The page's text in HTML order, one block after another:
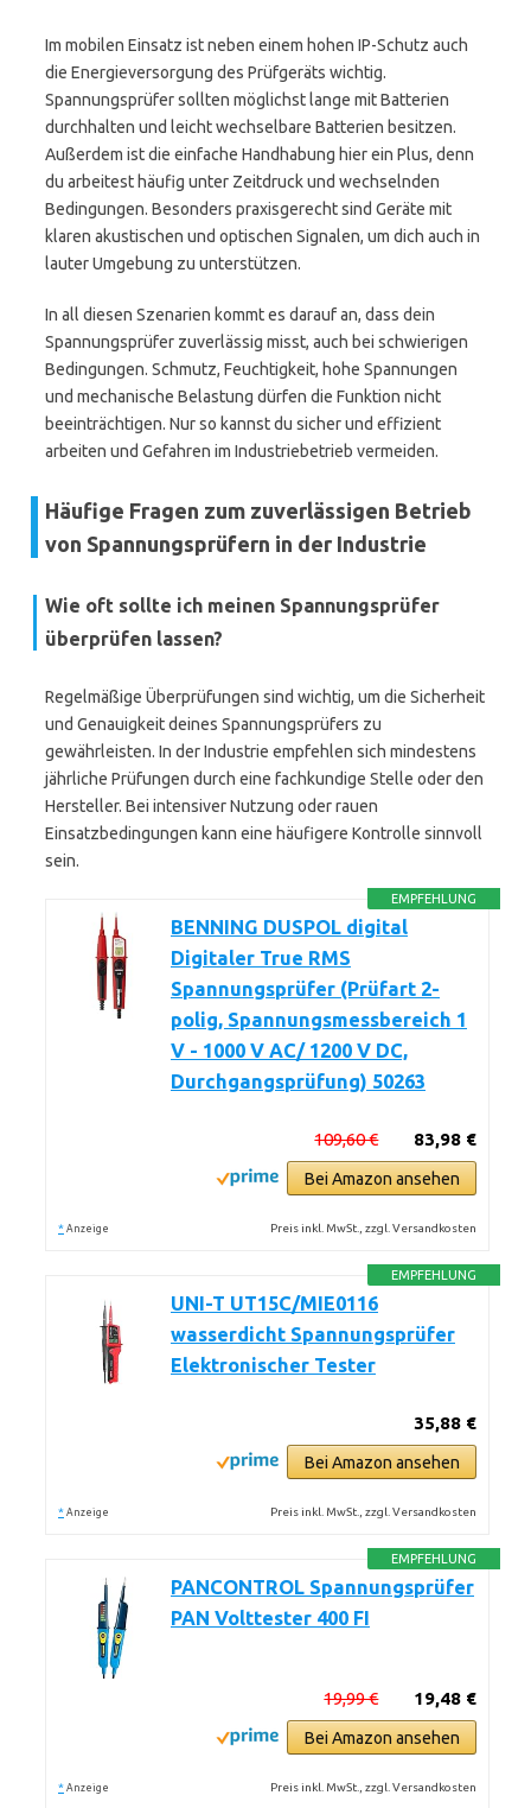
Im mobilen Einsatz ist neben einem hohen IP-Schutz auch
die Energieversorgung des Prüfgeräts wichtig.
Spannungsprüfer sollten möglichst lange mit Batterien
durchhalten und leicht wechselbare Batterien besitzen.
Außerdem ist die einfache Handhabung hier ein Plus, denn
du arbeitest häufig unter Zeitdruck und wechselnden
Bedingungen. Besonders praxisgerecht sind Geräte mit
klaren akustischen und optischen Signalen, um dich auch in
lauter Umgebung zu unterstützen.
In all diesen Szenarien kommt es darauf an, dass dein
Spannungsprüfer zuverlässig misst, auch bei schwierigen
Bedingungen. Schmutz, Feuchtigkeit, hohe Spannungen
und mechanische Belastung dürfen die Funktion nicht
beeinträchtigen. Nur so kannst du sicher und effizient
arbeiten und Gefahren im Industriebetrieb vermeiden.
Häufige Fragen zum zuverlässigen Betrieb
von Spannungsprüfern in der Industrie
Wie oft sollte ich meinen Spannungsprüfer
überprüfen lassen?
Regelmäßige Überprüfungen sind wichtig, um die Sicherheit
und Genauigkeit deines Spannungsprüfers zu
gewährleisten. In der Industrie empfehlen sich mindestens
jährliche Prüfungen durch eine fachkundige Stelle oder den
Hersteller. Bei intensiver Nutzung oder rauen
Einsatzbedingungen kann eine häufigere Kontrolle sinnvoll
sein.
EMPFEHLUNG
BENNING DUSPOL digital
Digitaler True RMS
Spannungsprüfer (Prüfart 2-
polig, Spannungsmessbereich 1
V - 1000 V AC/ 1200 V DC,
Durchgangsprüfung) 50263
83,98 €
109,60 €
Bei Amazon ansehen
* Anzeige Preis inkl. MwSt., zzgl. Versandkosten
EMPFEHLUNG
UNI-T UT15C/MIE0116
wasserdicht Spannungsprüfer
Elektronischer Tester
35,88 €
Bei Amazon ansehen
* Anzeige Preis inkl. MwSt., zzgl. Versandkosten
EMPFEHLUNG
PANCONTROL Spannungsprüfer
PAN Volttester 400 FI
19,48 €
19,99 €
Bei Amazon ansehen
* Anzeige Preis inkl. MwSt., zzgl. Versandkosten